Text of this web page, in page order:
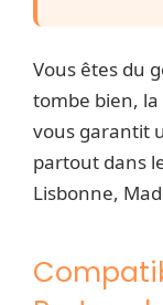
Vous êtes du
tombe bien, la
vous garantit
partout dans
Lisbonne,